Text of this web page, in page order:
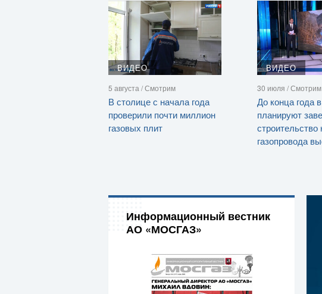
ВИДЕО
5 августа / Смотрим
В столице с начала года
проверили почти миллион
газовых плит
ВИДЕО
30 июля / Смотрим
До конца года
планируют
строительство
газопровода
Информационный вестник
АО «МОСГАЗ»